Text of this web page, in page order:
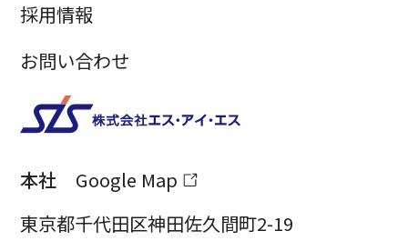
採用情報
お問い合わせ
本社
Google Map
東京都千代田区神田佐久間町2-19